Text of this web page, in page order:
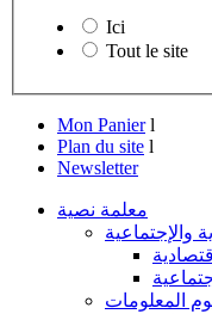
Ici
Tout le site
Mon Panier l
Plan du site l
Newsletter
معلمة نصية
والإجتماعية
المعلومات